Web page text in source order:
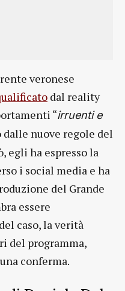
veronese
dal reality
“irruenti e
dalle nuove regole del
egli ha espresso la
i social media e ha
del Grande
essere
caso, la verità
del programma,
conferma.